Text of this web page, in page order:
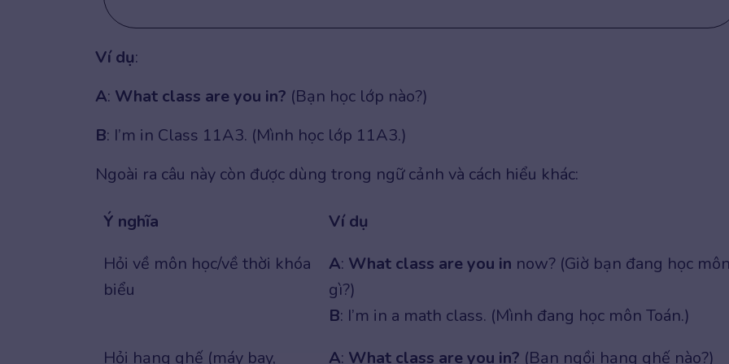
Ví dụ:
A: What class are you in? (Bạn học lớp nào?)
B: I’m in Class 11A3. (Mình học lớp 11A3.)
Ngoài ra câu này còn được dùng trong ngữ cảnh và cách hiểu khác:
Ý nghĩa
Ví dụ
Hỏi về môn học/về thời khóa
biểu
A: What class are you in now? (Giờ bạn đang học
gì?)
B: I’m in a math class. (Mình đang học môn Toán.)
Hỏi hạng ghế (máy bay,
A: What class are you in? (Bạn ngồi hạng ghế nào?)